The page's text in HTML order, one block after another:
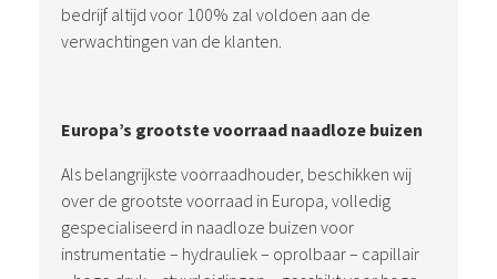
bedrijf altijd voor 100% zal voldoen aan de
verwachtingen van de klanten.
Europa’s grootste voorraad naadloze buizen
Als belangrijkste voorraadhouder, beschikken wij
over de grootste voorraad in Europa, volledig
gespecialiseerd in naadloze buizen voor
instrumentatie – hydrauliek – oprolbaar – capillair